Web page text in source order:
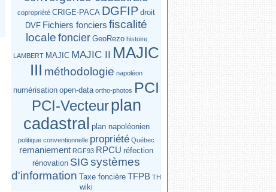
copropriété CRIGE-PACA DGFIP droit
DVF Fichiers fonciers fiscalité
locale foncier GeoRezo histoire
LAMBERT MAJIC MAJIC II MAJIC
III méthodologie napoléon
numérisation open-data ortho-photos PCI
PCI-Vecteurplan
cadastral plan napoléonien
politique conventionnelle propriété Québec
remaniement RGF93 RPCU réfection
rénovation SIG systèmes
d'information Taxe foncière TFPB TH
wiki